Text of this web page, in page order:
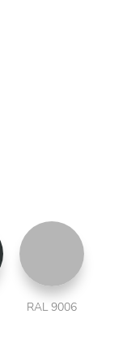
RAL 9006